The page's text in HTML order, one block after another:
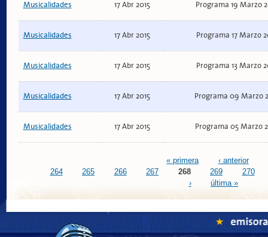
Musicalidades 17 Abr 2015 Programa 19 Marzo
Musicalidades 17 Abr 2015 Programa 17 Marzo
Musicalidades 17 Abr 2015 Programa 13 Marzo
Musicalidades 17 Abr 2015 Programa 09 Marzo
Musicalidades 17 Abr 2015 Programa 05 Marzo
Páginas « primera
‹ anterior
264
265 266 267 268 269
270
›
última »